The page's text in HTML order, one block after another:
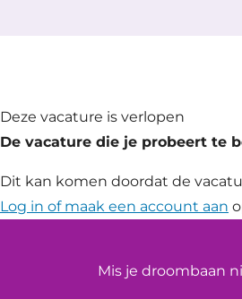
Deze vacature is verlopen
De vacature die je probeert te
Dit kan komen doordat de
Log in of maak een account aan
Mis je droombaan